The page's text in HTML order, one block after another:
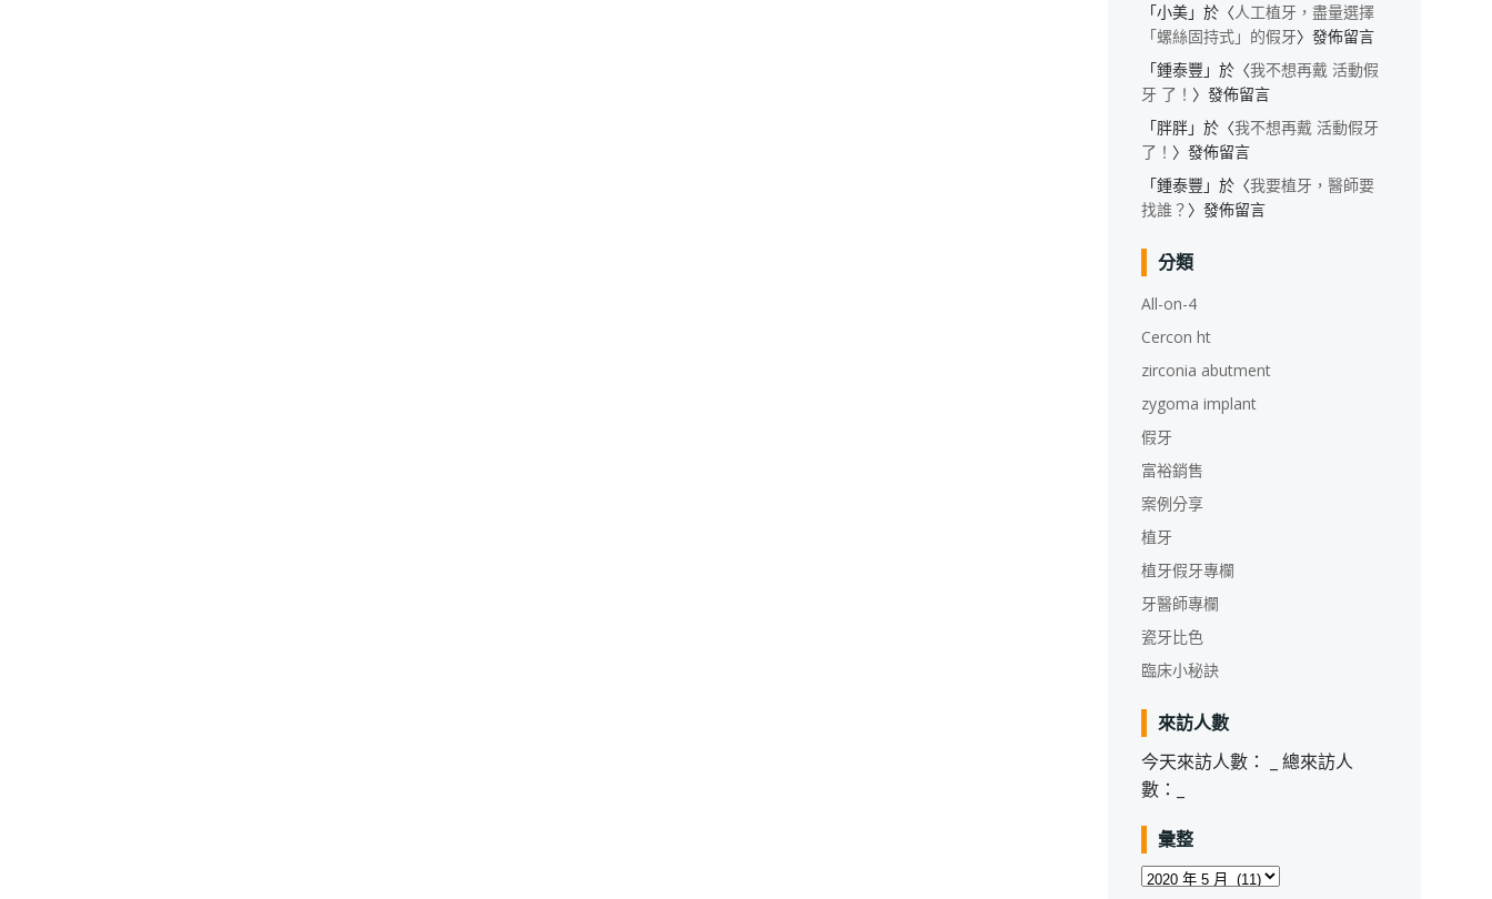
「小美」於〈人工植牙，盡量選擇
「螺絲固持式」的假牙〉發佈留言
「鍾泰豐 」於〈我不想再戴 活動假
牙 了！ 〉發佈留言
「胖胖」於〈我不想再戴 活動假牙
了！ 〉發佈留言
「鍾泰豐 」於〈我要植牙，醫師要
找誰？ 〉發佈留言
分類
All-on-4
Cercon ht
zirconia abutment
zygoma implant
假牙
富裕銷售
案例分享
植牙
植牙假牙專欄
牙醫師專欄
瓷牙比色
臨床小秘訣
來訪人數
今天來訪人數：
總來訪人
數：
彙整
彙